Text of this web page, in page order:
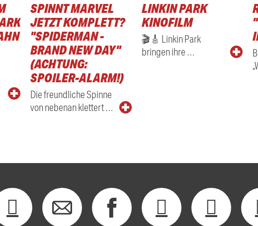
SPINNT MARVEL
JETZT KOMPLETT?
"SPIDERMAN -
BRAND NEW DAY"
(ACHTUNG:
SPOILER-ALARM!)
Die freundliche Spinne
von nebenan klettert …
LINKIN PARK
KINOFILM
🎬🎸 Linkin Park
bringen ihre …